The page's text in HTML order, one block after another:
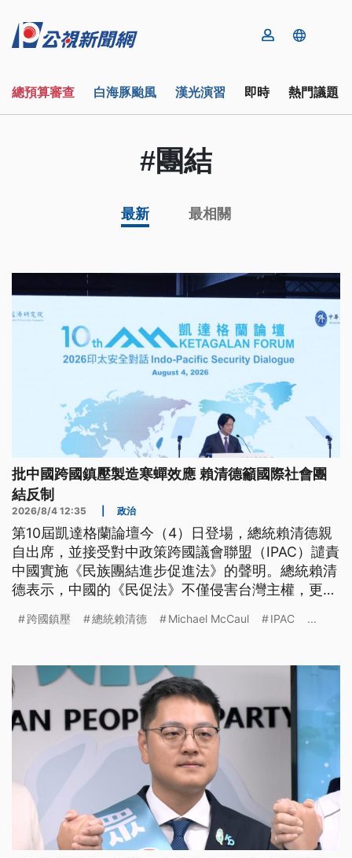
總預算審查 白海豚颱風 漢光演習 即時 熱門議題
#團結
最新 最相關
批中國跨國鎮壓製造寒蟬效應 賴清德籲國際社會團
結反制
2026/8/4 12:35 政治
第10屆凱達格蘭論壇今（4）日登場，總統賴清德親
自出席，並接受對中政策跨國議會聯盟（IPAC）譴責
中國實施《民族團結進步促進法》的聲明。總統賴清
德表示，中國的《民促法》不僅侵害台灣主權，更試
團結反制。
跨國鎮壓 總統賴清德 Michael McCaul IPAC ...